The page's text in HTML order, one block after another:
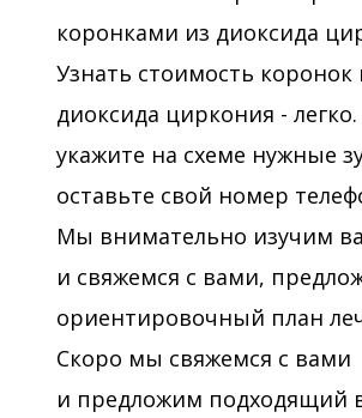
коронками из диоксида
Узнать стоимость коронок
диоксида циркония -
укажите на схеме нужные
оставьте свой номер
Мы внимательно изучим
и свяжемся с вами,
ориентировочный план
Скоро мы свяжемся с вами
и предложим подходящий